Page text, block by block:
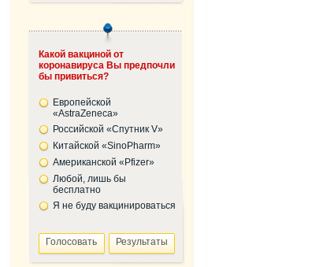
Какой вакциной от
коронавируса Вы предпочли
бы привиться?
Европейской
«AstraZeneca»
Российской «Спутник V»
Китайской «SinoPharm»
Американской «Pfizer»
Любой, лишь бы
бесплатно
Я не буду вакцинироваться